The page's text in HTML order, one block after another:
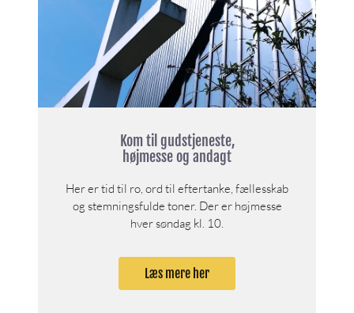
Kom til gudstjeneste,
højmesse og andagt
Her er tid til ro, ord til eftertanke, fællesskab
og stemningsfulde toner. Der er højmesse
hver søndag kl. 10.
Læs mere her